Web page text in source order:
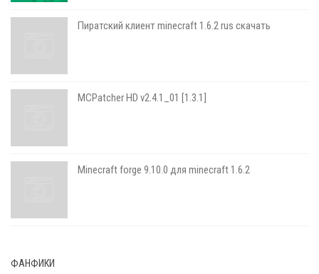
Пиратский клиент minecraft 1.6.2 rus скачать
MCPatcher HD v2.4.1_01 [1.3.1]
Minecraft forge 9.10.0 для minecraft 1.6.2
ФАНФИКИ